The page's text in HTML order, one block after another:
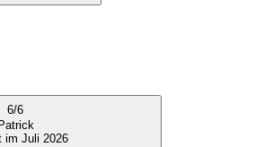
6/6
Patrick
im Juli 2026